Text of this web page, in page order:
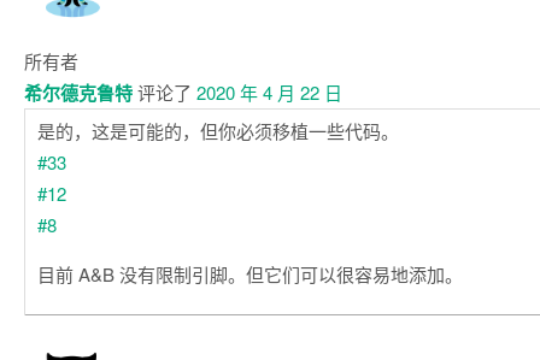
所有者
希尔德克鲁特评论了 2020 年 4 月 22 日
是的，这是可能的，但你必须移植一些代码。
#33
#12
#8
目前 A&B 没有限制引脚。但它们可以很容易地添加。